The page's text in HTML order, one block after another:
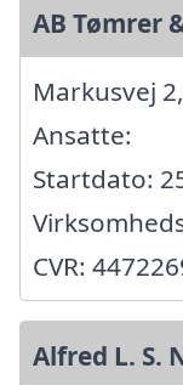
AB Tømrer
Markusvej
Ansatte:
Startdato:
CVR:
Alfred L. S.